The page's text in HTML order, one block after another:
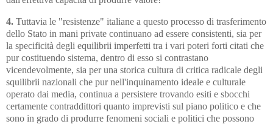
4. Tuttavia le "resistenze" italiane a questo processo di trasferimento
dello Stato in mani private continuano ad essere consistenti, sia per
la specificità degli equilibrii imperfetti tra i vari poteri forti citati che
pur costituendo sistema, dentro di esso si contrastano
vicendevolmente, sia per una storica cultura di critica radicale degli
squilibrii nazionali che pur nell'inquinamento ideale e culturale
operato dai media, continua a persistere trovando esiti e sbocchi
certamente contraddittori quanto imprevisti sul piano politico e che
sono in grado di produrre fenomeni sociali e politici che possono